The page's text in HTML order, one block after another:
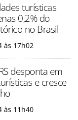
turísticas
0,2% do
no Brasil
às 17h02
desponta em
e cresce
às 11h40